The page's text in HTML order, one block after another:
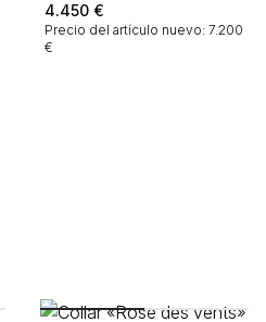
4.450 €
Precio del artículo nuevo: 7.200
€